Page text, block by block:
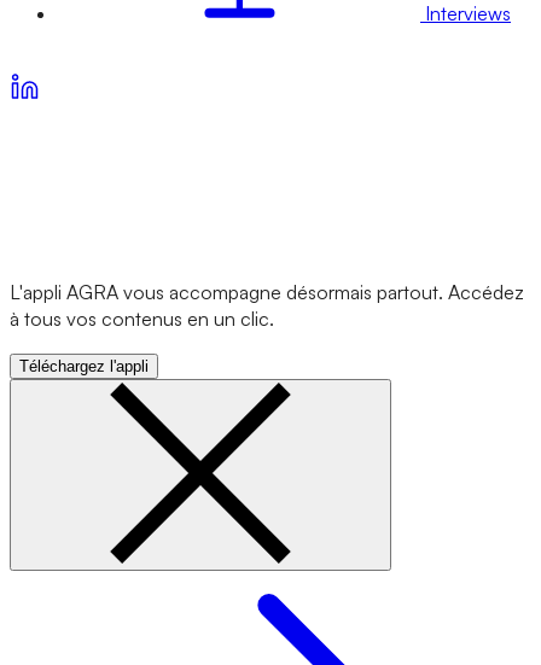
Interviews
L'appli AGRA vous accompagne désormais partout. Accédez
à tous vos contenus en un clic.
Téléchargez l'appli